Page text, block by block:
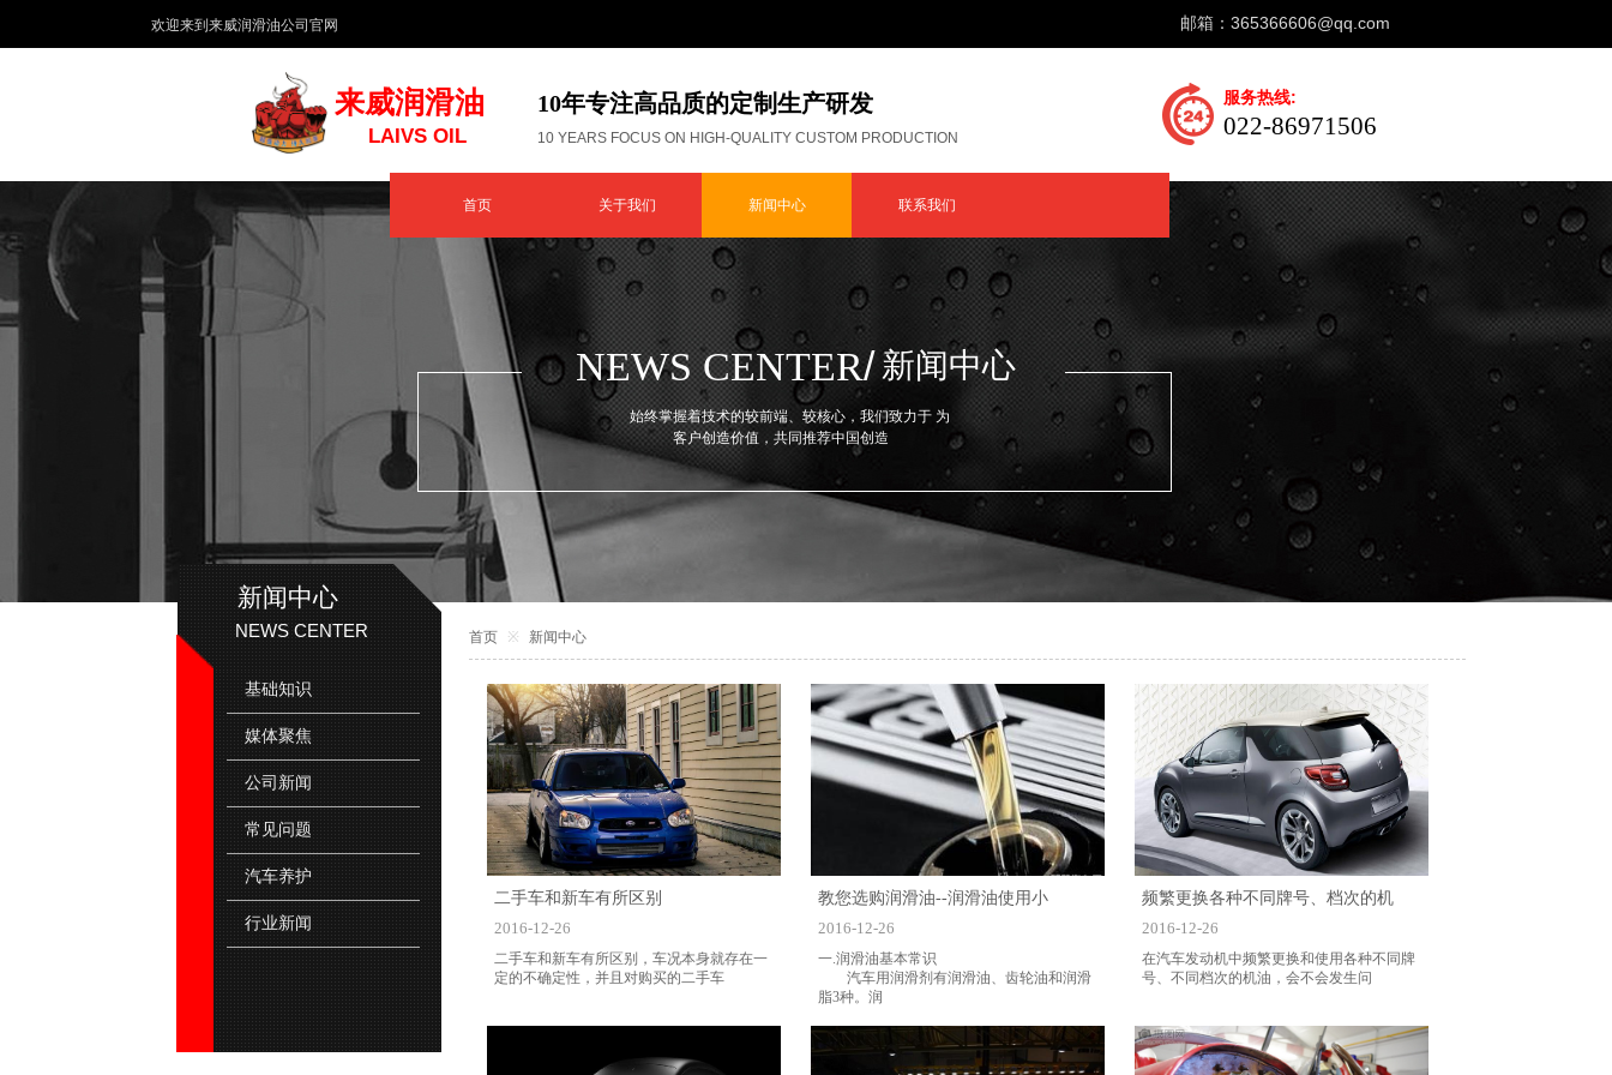
邮箱： 365366606@qq.com
​欢迎来到来威润滑油公司官网
来威润滑油 10年专注高品质的定制生产研发 服务热线:
022-86971506
LAIVS OIL 10 YEARS FOCUS ON HIGH-QUALITY CUSTOM PRODUCTION
首页 关于我们 新闻中心 联系我们
始终掌握着技术的较前端、较核心，我们致力于 为
客户创造价值，共同推荐中国创造​
NEWS CENTER/ 新闻中心
新闻中心
NEWS CENTER 首页 ※ 新闻中心
基础知识
媒体聚焦
公司新闻
常见问题
汽车养护
行业新闻
二手车和新车有所区别
2016-12-26
二手车和新车有所区别，车况本身就存在一
定的不确定性，并且对购买的二手车
教您选购润滑油--润滑油使用小
2016-12-26
一.润滑油基本常识
汽车用润滑剂有润滑油、齿轮油和润滑
脂3种。润
频繁更换各种不同牌号、档次的机
2016-12-26
在汽车发动机中频繁更换和使用各种不同牌
号、不同档次的机油，会不会发生问